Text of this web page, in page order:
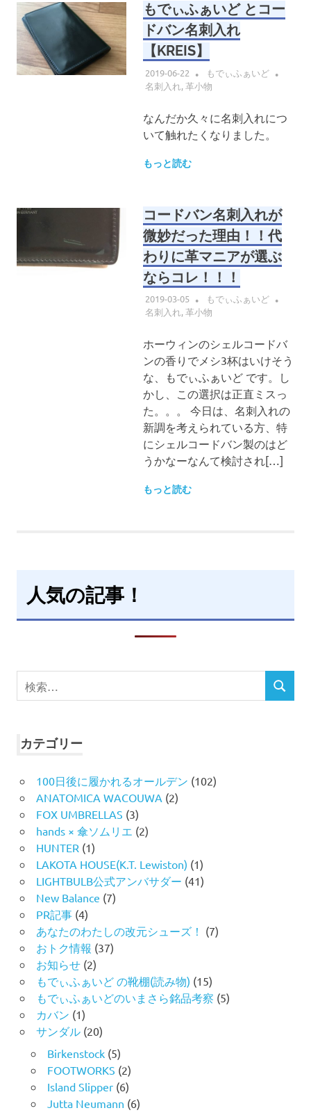
もでぃふぁいど とコー
ドバン名刺入れ
【KREIS】
2019-06-22
もでぃふぁいど
名刺入れ,革小物
なんだか久々に名刺入れにつ
いて触れたくなりました。
もっと読む
コードバン名刺入れが
微妙だった理由！！代
わりに革マニアが選ぶ
ならコレ！！！
2019-03-05
もでぃふぁいど
名刺入れ,革小物
ホーウィンのシェルコードバ
ンの香りでメシ3杯はいけそう
な、もでぃふぁいど です。し
かし、この選択は正直ミスっ
た。。。 今日は、名刺入れの
新調を考えられている方、特
にシェルコードバン製のはど
うかなーなんて検討され[…]
もっと読む
人気の記事！
検
索
検
カテゴリー
100日後に履かれるオールデン (102)
ANATOMICA WACOUWA (2)
FOX UMBRELLAS (3)
hands × 傘ソムリエ (2)
HUNTER (1)
LAKOTA HOUSE(K.T. Lewiston) (1)
LIGHTBULB公式アンバサダー (41)
New Balance (7)
PR記事(4)
あなたのわたしの改元シューズ！ (7)
おトク情報 (37)
お知らせ(2)
もでぃふぁいど の靴棚(読み物) (15)
もでぃふぁいどのいまさら銘品考察 (5)
カバン (1)
サンダル(20)
Birkenstock(5)
FOOTWORKS (2)
Island Slipper(6)
Jutta Neumann (6)